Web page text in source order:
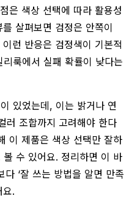
은 색상 선택에 따라 활용성
살펴보면 검정은 안쪽이
런 반응은 검정색이 기본적
룩에서 실패 확률이 낮다는
있었는데, 이는 밝거나 연
러 조합까지 고려해야 한다
이 제품은 색상 선택만 잘하
수 있어요. 정리하면 이 바
다 ‘잘 쓰는 방법을 알면 만족
요.